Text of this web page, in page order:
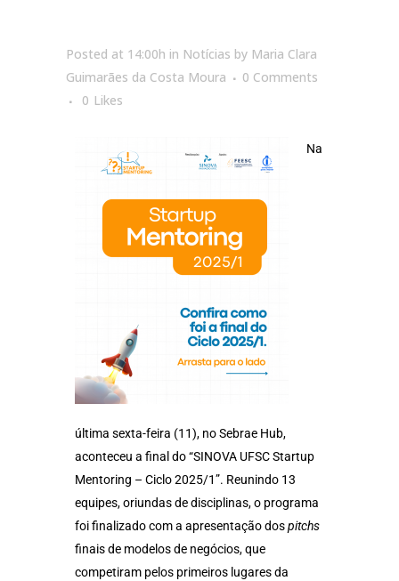
Posted at 14:00h in Notícias by Maria Clara
Guimarães da Costa Moura
0 Comments
0 Likes
Na
última sexta-feira (11), no Sebrae Hub,
aconteceu a final do “SINOVA UFSC Startup
Mentoring – Ciclo 2025/1”. Reunindo 13
equipes, oriundas de disciplinas, o programa
foi finalizado com a apresentação dospitchs
finais de modelos de negócios, que
competiram pelos primeiros lugares da